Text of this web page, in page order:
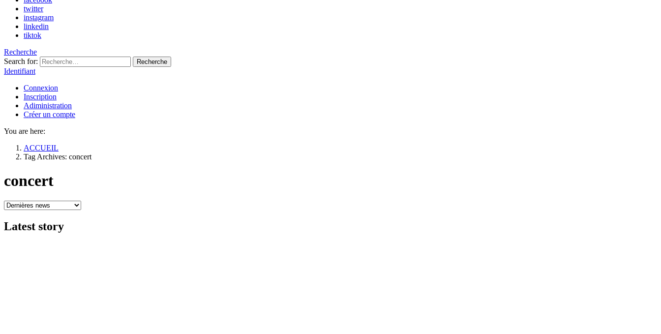
twitter
instagram
linkedin
tiktok
Recherche
Search for:
Recherche
Identifiant
Connexion
Inscription
Adiministration
Créer un compte
You are here:
ACCUEIL
Tag Archives: concert
concert
Latest story